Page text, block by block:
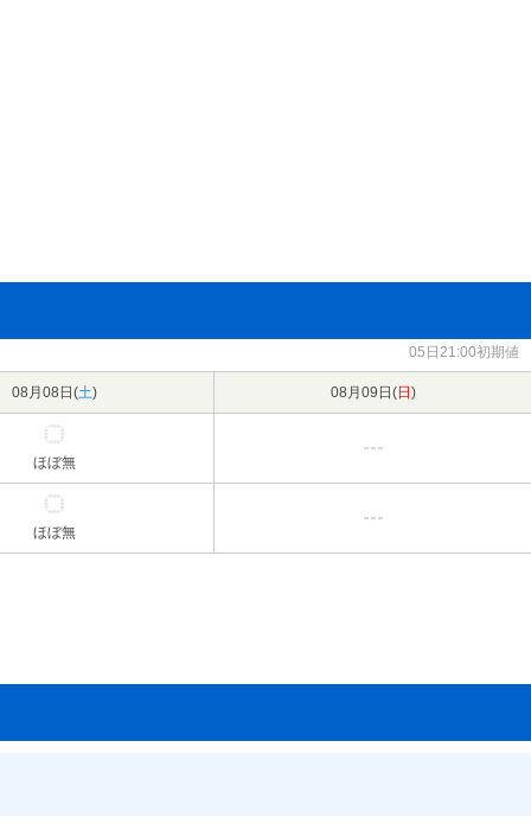
05日21:00初期値
08月08日(土) 08月09日(日 )
ほぼ無
ほぼ無